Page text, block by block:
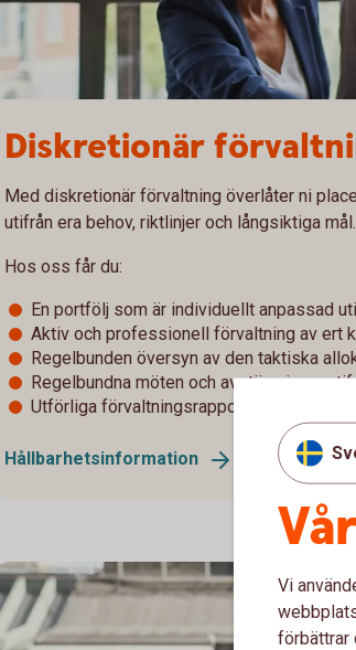
Diskretionär
Med diskretionär förvaltning överlåter ni
utifrån era behov, riktlinjer och långsiktiga mål.
Hos oss får du:
En portfölj som är individuellt anpassad
Aktiv och professionell förvaltning av ert
Regelbunden översyn av den taktiska
Regelbundna möten och avstämningar
Utförliga förvaltningsrapporter varje månad
Hållbarhetsinformation
Vi
förbättrar